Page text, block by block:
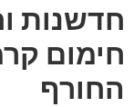
חדשנות
חימום
החורף